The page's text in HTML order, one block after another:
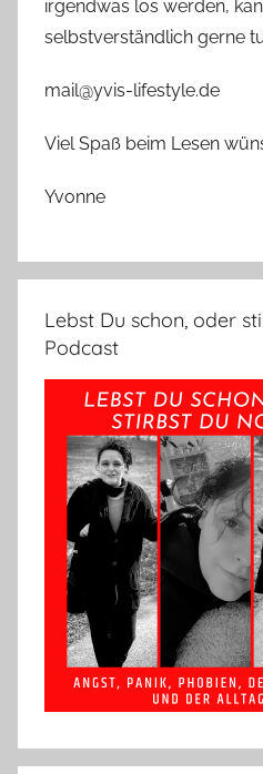
irgendwas los werden,
selbstverständlich gerne
mail@yvis-lifestyle.de
Viel Spaß beim Lesen
Yvonne
Lebst Du schon, oder
Podcast